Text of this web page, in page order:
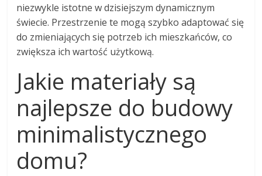
niezwykle istotne w dzisiejszym dynamicznym
świecie. Przestrzenie te mogą szybko adaptować się
do zmieniających się potrzeb ich mieszkańców, co
zwiększa ich wartość użytkową.
Jakie materiały są
najlepsze do budowy
minimalistycznego
domu?